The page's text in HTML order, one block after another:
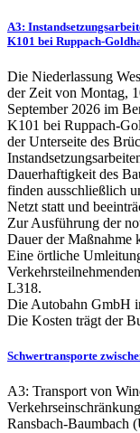
A3:
K101 bei Ruppach-
Die Niederlassung
der Zeit von Montag,
September 2026 im
K101 bei Ruppach-
der Unterseite des
Dauerhaftigkeit des
finden ausschließlich
Netzt statt und
Zur Ausführung der
Dauer der Maßnahme
Eine örtliche
L318.
Die Autobahn GmbH
Die Kosten trägt der
Schwertransporte
A3: Transport von
Ransbach-Baumbach